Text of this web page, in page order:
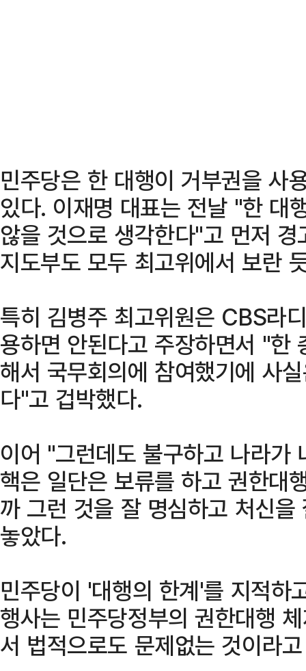
민주당은 한 대행이 거부권을 사
있다. 이재명 대표는 전날 "한 대
않을 것으로 생각한다"고 먼저
지도부도 모두 최고위에서 보란
특히 김병주 최고위원은 CBS라
용하면 안된다고 주장하면서 "한
해서 국무회의에 참여했기에 사
다"고 겁박했다.
이어 "그런데도 불구하고 나라가
핵은 일단은 보류를 하고 권한대
까 그런 것을 잘 명심하고 처신
놓았다.
민주당이 '대행의 한계'를 지적하
행사는 민주당정부의 권한대행
서 법적으로도 문제없는 것이라